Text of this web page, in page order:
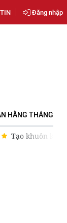
Đăng nhập
HẰNG THÁNG
Tạo khuôn khổ